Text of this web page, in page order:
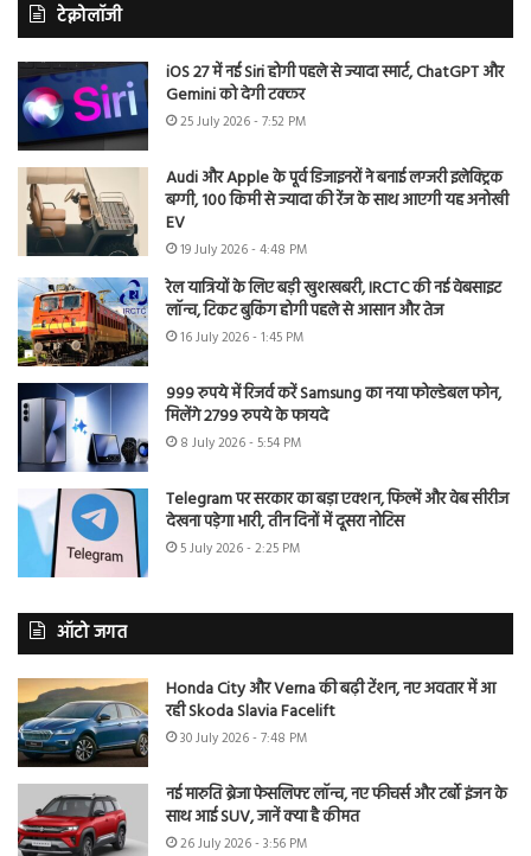
टेक्नोलॉजी
iOS 27 में नई Siri होगी पहले से ज्यादा स्मार्ट, ChatGPT और
Gemini को देगी टक्कर
25 July 2026 - 7:52 PM
Audi और Apple के पूर्व डिजाइनरों ने बनाई लग्जरी इलेक्ट्रिक
बग्गी, 100 किमी से ज्यादा की रेंज के साथ आएगी यह अनोखी
EV
19 July 2026 - 4:48 PM
रेल यात्रियों के लिए बड़ी खुशखबरी, IRCTC की नई वेबसाइट
लॉन्च, टिकट बुकिंग होगी पहले से आसान और तेज
16 July 2026 - 1:45 PM
999 रुपये में रिजर्व करें Samsung का नया फोल्डेबल फोन,
मिलेंगे 2799 रुपये के फायदे
8 July 2026 - 5:54 PM
Telegram पर सरकार का बड़ा एक्शन, फिल्में और वेब सीरीज
देखना पड़ेगा भारी, तीन दिनों में दूसरा नोटिस
5 July 2026 - 2:25 PM
ऑटो जगत
Honda City और Verna की बढ़ी टेंशन, नए अवतार में आ
रही Skoda Slavia Facelift
30 July 2026 - 7:48 PM
नई मारुति ब्रेजा फेसलिफ्ट लॉन्च, नए फीचर्स और टर्बो इंजन के
साथ आई SUV, जानें क्या है कीमत
26 July 2026 - 3:56 PM